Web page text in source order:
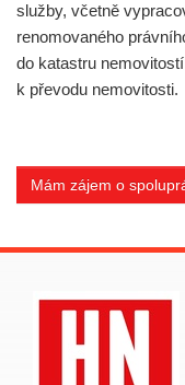
služby, včetně
renomovaného
do katastru
k převodu nemovitosti.
Mám zájem o